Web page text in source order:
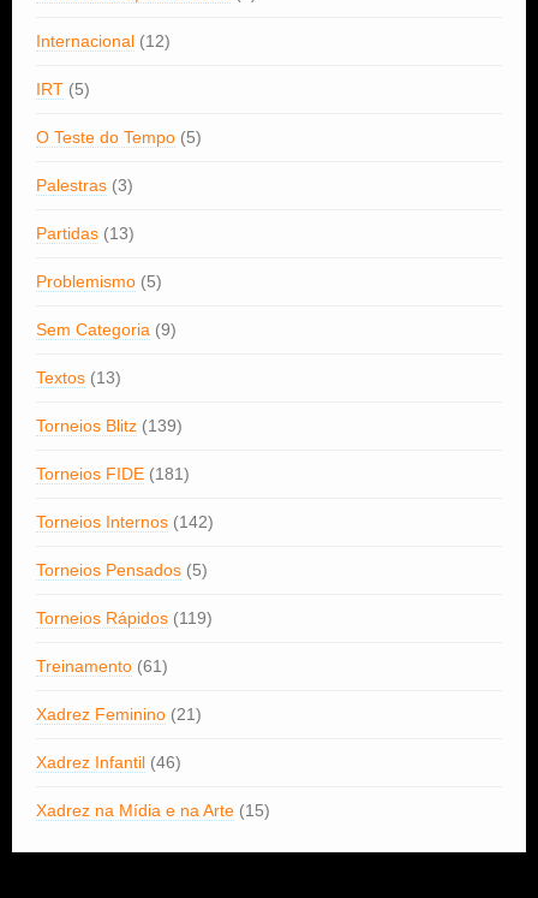
Internacional (12)
IRT (5)
O Teste do Tempo (5)
Palestras (3)
Partidas (13)
Problemismo (5)
Sem Categoria (9)
Textos (13)
Torneios Blitz (139)
Torneios FIDE (181)
Torneios Internos (142)
Torneios Pensados (5)
Torneios Rápidos (119)
Treinamento (61)
Xadrez Feminino (21)
Xadrez Infantil (46)
Xadrez na Mídia e na Arte (15)